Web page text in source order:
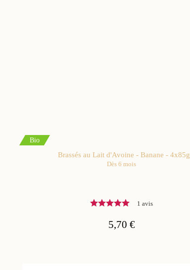
Bio
Brassés au Lait d'Avoine - Banane - 4x85g
Dès 6 mois
1 avis
5,70 €